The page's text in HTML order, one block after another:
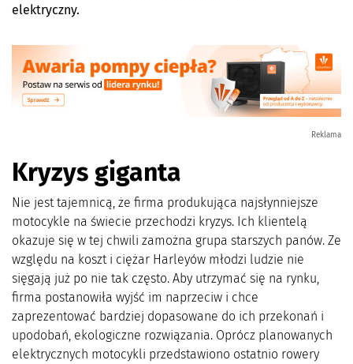
elektryczny.
Reklama
Kryzys giganta
Nie jest tajemnicą, że firma produkująca najsłynniejsze
motocykle na świecie przechodzi kryzys. Ich klientelą
okazuje się w tej chwili zamożna grupa starszych panów. Ze
względu na koszt i ciężar Harleyów młodzi ludzie nie
sięgają już po nie tak często. Aby utrzymać się na rynku,
firma postanowiła wyjść im naprzeciw i chce
zaprezentować bardziej dopasowane do ich przekonań i
upodobań, ekologiczne rozwiązania. Oprócz planowanych
elektrycznych motocykli przedstawiono ostatnio rowery